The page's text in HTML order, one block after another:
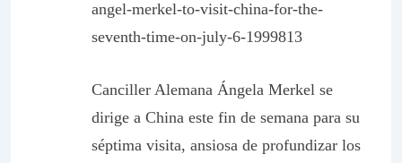
angel-merkel-to-visit-china-for-the-
seventh-time-on-july-6-1999813
Canciller Alemana Ángela Merkel se
dirige a China este fin de semana para su
séptima visita, ansiosa de profundizar los